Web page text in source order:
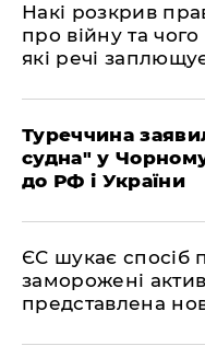
Накі розкрив
про війну та
які речі
Туреччина
судна" у
до РФ і України
ЄС шукає спосіб
заморожені
представлена